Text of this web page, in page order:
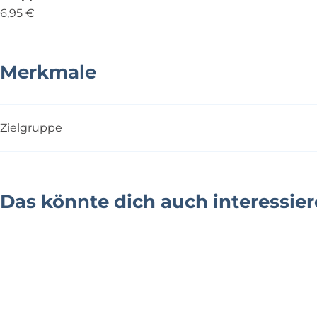
6,95 €
Merkmale
Zielgruppe
Das könnte dich auch